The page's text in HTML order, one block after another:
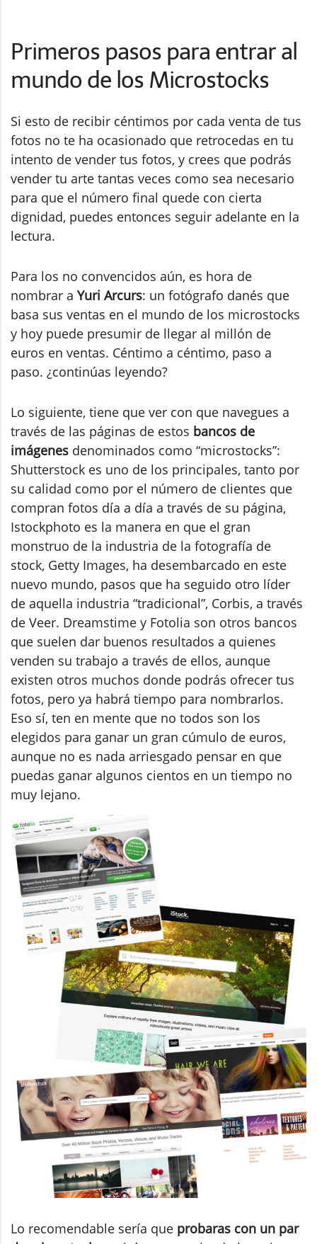
Primeros pasos para entrar al
mundo de los Microstocks
Si esto de recibir céntimos por cada venta de tus
fotos no te ha ocasionado que retrocedas en tu
intento de vender tus fotos, y crees que podrás
vender tu arte tantas veces como sea necesario
para que el número final quede con cierta
dignidad, puedes entonces seguir adelante en la
lectura.
Para los no convencidos aún, es hora de
nombrar a Yuri Arcurs: un fotógrafo danés que
basa sus ventas en el mundo de los microstocks
y hoy puede presumir de llegar al millón de
euros en ventas. Céntimo a céntimo, paso a
paso. ¿continúas leyendo?
Lo siguiente, tiene que ver con que navegues a
través de las páginas de estos bancos de
imágenes denominados como “microstocks”:
Shutterstock es uno de los principales, tanto por
su calidad como por el número de clientes que
compran fotos día a día a través de su página,
Istockphoto es la manera en que el gran
monstruo de la industria de la fotografía de
stock, Getty Images, ha desembarcado en este
nuevo mundo, pasos que ha seguido otro líder
de aquella industria “tradicional”, Corbis, a través
de Veer. Dreamstime y Fotolia son otros bancos
que suelen dar buenos resultados a quienes
venden su trabajo a través de ellos, aunque
existen otros muchos donde podrás ofrecer tus
fotos, pero ya habrá tiempo para nombrarlos.
Eso sí, ten en mente que no todos son los
elegidos para ganar un gran cúmulo de euros,
aunque no es nada arriesgado pensar en que
puedas ganar algunos cientos en un tiempo no
muy lejano.
Lo recomendable sería que probaras con un par